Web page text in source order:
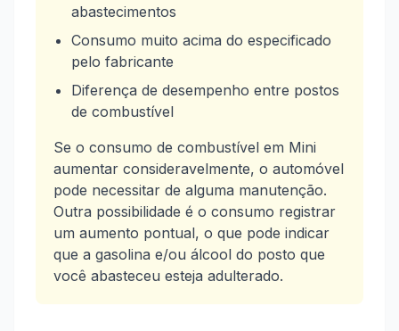
abastecimentos
Consumo muito acima do especificado
pelo fabricante
Diferença de desempenho entre postos
de combustível
Se o consumo de combustível em Mini
aumentar consideravelmente, o automóvel
pode necessitar de alguma manutenção.
Outra possibilidade é o consumo registrar
um aumento pontual, o que pode indicar
que a gasolina e/ou álcool do posto que
você abasteceu esteja adulterado.